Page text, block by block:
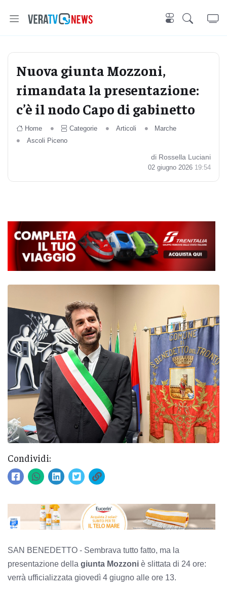
Nuova giunta Mozzoni,
rimandata la presentazione:
c’è il nodo Capo di gabinetto
Home Categorie Articoli
Marche
Ascoli Piceno
di Rossella Luciani
02 giugno 2026 19:54
Condividi:
SAN BENEDETTO - Sembrava tutto fatto, ma la
presentazione della giunta Mozzoni è slittata di 24 ore:
verrà ufficializzata giovedì 4 giugno alle ore 13.